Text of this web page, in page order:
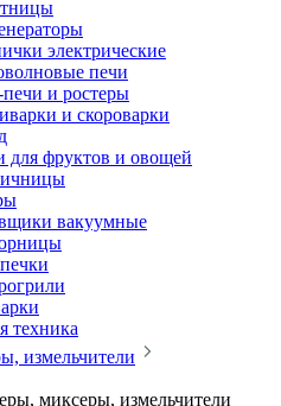
электрические
печи
и ростеры
и скороварки
для фруктов и овощей
вакуумные
техника
измельчители
миксеры, измельчители